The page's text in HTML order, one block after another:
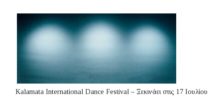
Kalamata International Dance Festival – Ξεκινάει στις 17 Ιουλίου